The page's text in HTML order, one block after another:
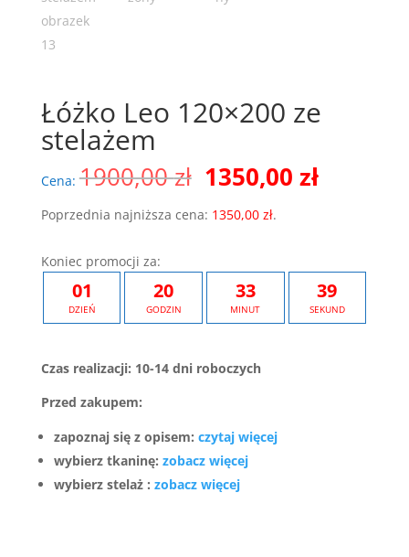
Łóżko Leo 120×200 ze
stelażem
Cena: 1900,00zł Pierwotna
cena
wynosiła:
1350,00 zł
Poprzednia najniższa cena: 1350,00 zł.
Koniec promocji za:
01
DZIEŃ
20
GODZIN
33
MINUT
38
SEKUND
Czas realizacji: 10-14 dni roboczych
Przed zakupem:
zapoznaj się z opisem: czytaj więcej
wybierz tkaninę: zobacz więcej
wybierz stelaż : zobacz więcej